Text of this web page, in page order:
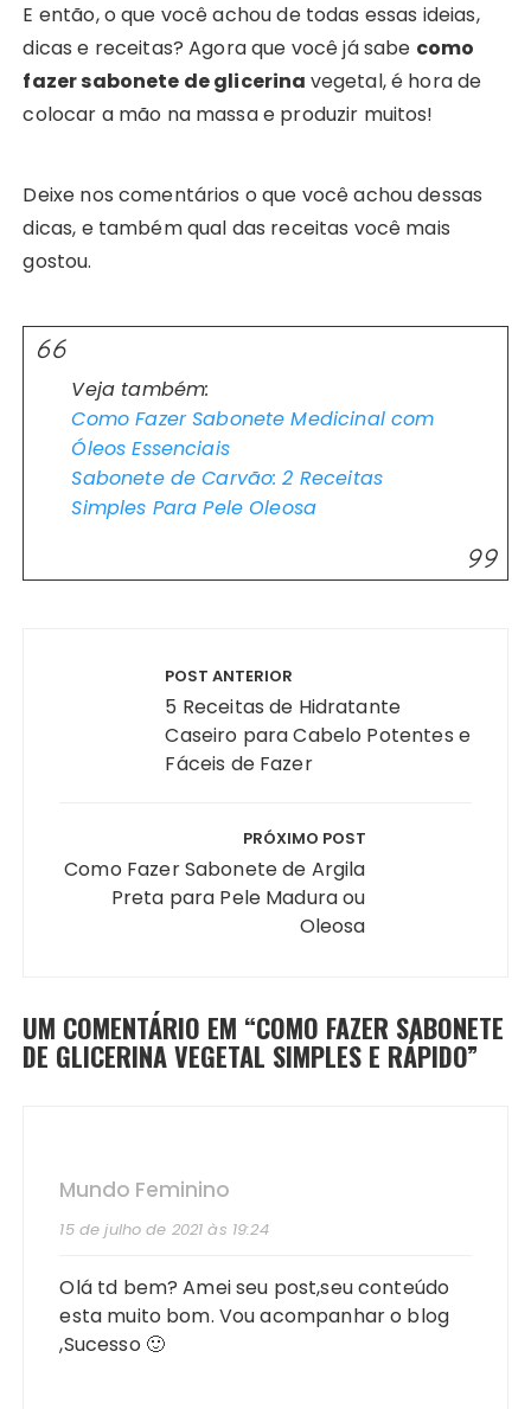
E então, o que você achou de todas essas ideias,
dicas e receitas? Agora que você já sabe como
fazer sabonete de glicerina vegetal, é hora de
colocar a mão na massa e produzir muitos!
Deixe nos comentários o que você achou dessas
dicas, e também qual das receitas você mais
gostou.
Veja também:
Como Fazer Sabonete Medicinal com
Óleos Essenciais
Sabonete de Carvão: 2 Receitas
Simples Para Pele Oleosa
POST ANTERIOR
5 Receitas de Hidratante
Caseiro para Cabelo Potentes e
Fáceis de Fazer
PRÓXIMO POST
Como Fazer Sabonete de Argila
Preta para Pele Madura ou
Oleosa
UM COMENTÁRIO EM “COMO FAZER SABONETE
DE GLICERINA VEGETAL SIMPLES E RÁPIDO”
Mundo Feminino
15 de julho de 2021 às 19:24
Olá td bem? Amei seu post,seu conteúdo
esta muito bom. Vou acompanhar o blog
,Sucesso 🙂